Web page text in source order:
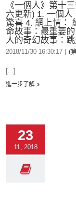
《一個人》第十
六更新) 1. 一個人
驚喜 4. 網上情：
命故事：最重要
人的奇幻故事：
2018/11/30 16:30:17 (
[...]
進一步了解
23
11, 2018